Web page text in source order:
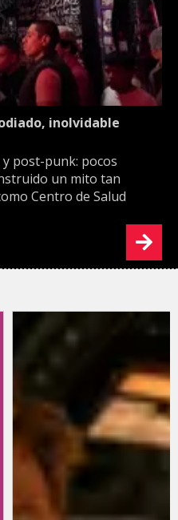
inolvidable
post-punk: pocos
un mito tan
Centro de Salud